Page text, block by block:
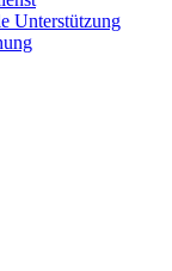
Unterstützung